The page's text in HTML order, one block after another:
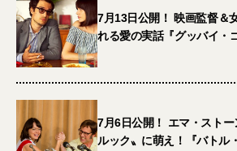
7月13日公開！ 映画監督＆
れる愛の実話『グッバイ・
7月6日公開！ エマ・ストー
ルック〟に萌え！『バトル